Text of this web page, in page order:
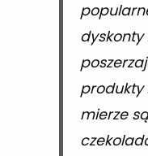
produkty
mierze